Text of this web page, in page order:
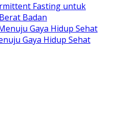
Fasting untuk
Badan
Gaya Hidup Sehat
Gaya Hidup Sehat